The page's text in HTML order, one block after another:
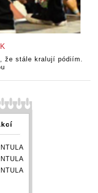
že stále kralují pódiím.